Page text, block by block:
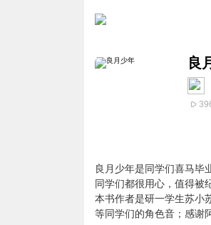
良
良月少年是同学们喜马毕
同学们都很用心， 值得被
本书作者是研一学生苏小
等同学们的角色音； 感谢